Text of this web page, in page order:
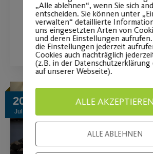
WEITERLESEN
20
Juli
„Alle ablehnen“, wenn Sie sich
entscheiden. Sie können unter
verwalten“ detaillierte
uns eingesetzten Arten von
und deren Einstellungen
die Einstellungen jederzeit
Cookies auch nachträglich
(z.B. in der
auf unserer Webseite).
ALLE
ALLE ABLEHNEN